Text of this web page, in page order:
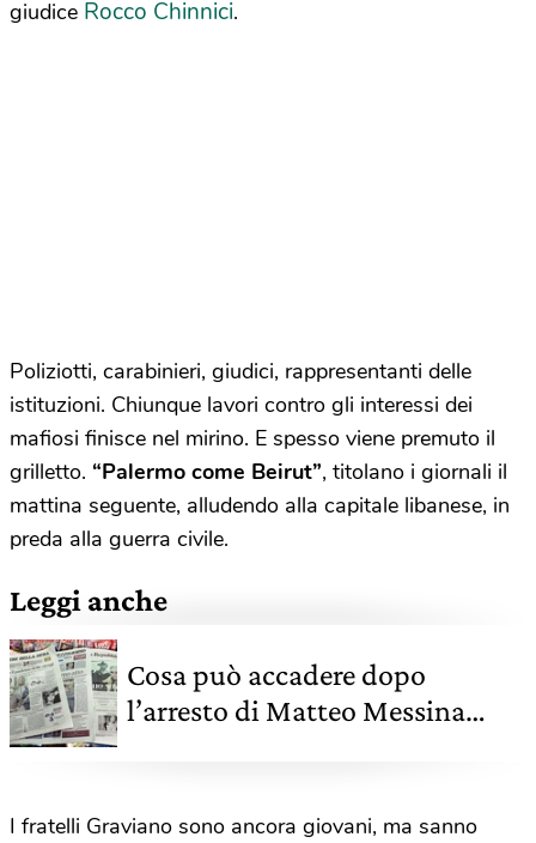
giudice Rocco Chinnici.
Poliziotti, carabinieri, giudici, rappresentanti delle
istituzioni. Chiunque lavori contro gli interessi dei
mafiosi finisce nel mirino. E spesso viene premuto il
grilletto. “Palermo come Beirut”, titolano i giornali il
mattina seguente, alludendo alla capitale libanese, in
preda alla guerra civile.
Leggi anche
Cosa può accadere dopo
l’arresto di Matteo Messina
I fratelli Graviano sono ancora giovani, ma sanno